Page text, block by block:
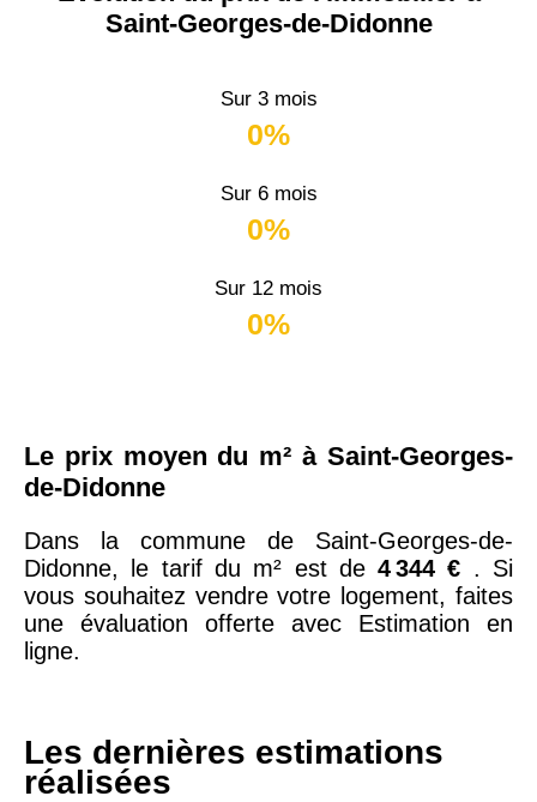
Saint-Georges-de-Didonne
Sur 3 mois
0%
Sur 6 mois
0%
Sur 12 mois
0%
Le prix moyen du m² à Saint-Georges-
de-Didonne
Dans la commune de Saint-Georges-de-
Didonne, le tarif du m² est de4 344 € . Si
vous souhaitez vendre votre logement, faites
une évaluation offerte avec Estimation en
ligne.
Les dernières estimations
réalisées